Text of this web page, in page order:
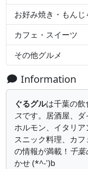
お好み焼き・もんじ
カフェ・スイーツ
その他グルメ
Information
ぐるグルは千葉の飲
スです。居酒屋、
ホルモン、イタリ
スニック料理、カ
の情報が満載！ 千
かせ (*^-')b